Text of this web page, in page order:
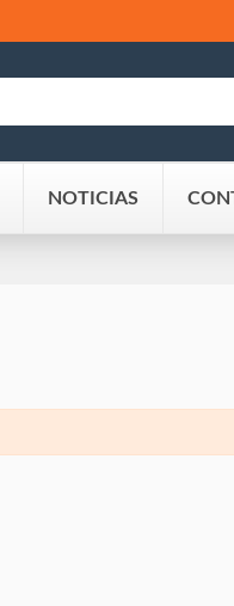
NOTICIAS